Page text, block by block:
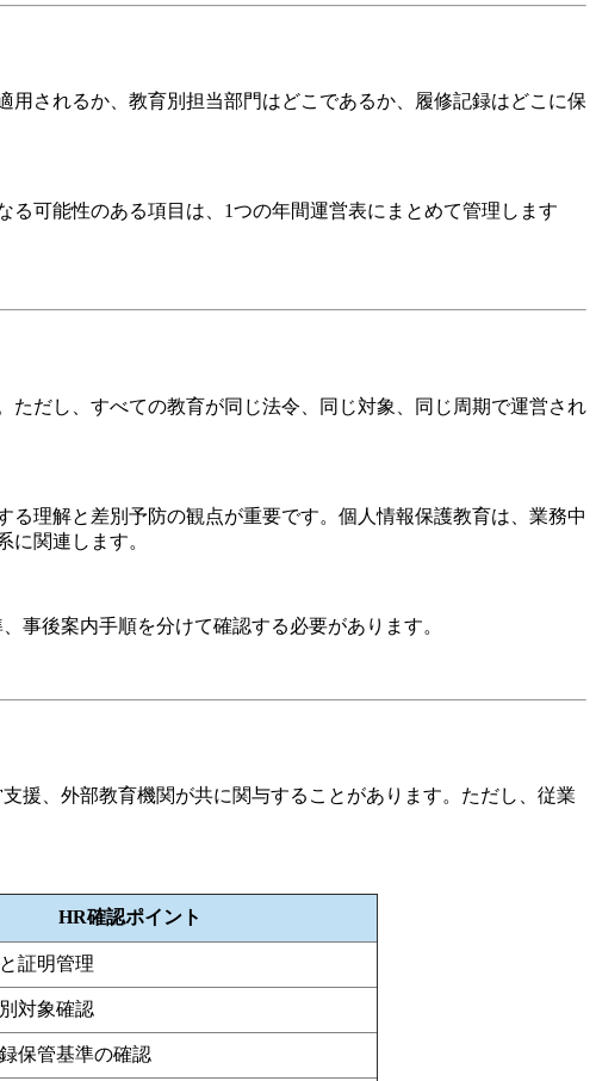
されるか、教育別担当部門はどこであるか、履修記録はどこに保
可能性のある項目は、1つの年間運営表にまとめて管理します
だし、すべての教育が同じ法令、同じ対象、同じ周期で運営され
理解と差別予防の観点が重要です。個人情報保護教育は、業務中
関連します。
事後案内手順を分けて確認する必要があります。
援、外部教育機関が共に関与することがあります。ただし、従業
HR確認ポイント
証明管理
対象確認
保管基準の確認